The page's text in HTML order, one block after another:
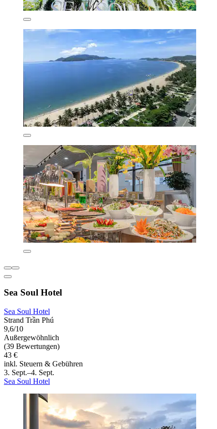
Sea Soul Hotel
Sea Soul Hotel
Strand Trần Phú
9,6/10
Außergewöhnlich
(39 Bewertungen)
43 €
inkl. Steuern & Gebühren
3. Sept.–4. Sept.
Sea Soul Hotel